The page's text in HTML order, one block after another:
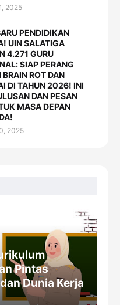
2025
PENDIDIKAN
UIN SALATIGA
4.271 GURU
SIAP PERANG
ROT DAN
DI TAHUN 2026! INI
DAN PESAN
MASA DEPAN
2025
Pintas
Dunia Kerja